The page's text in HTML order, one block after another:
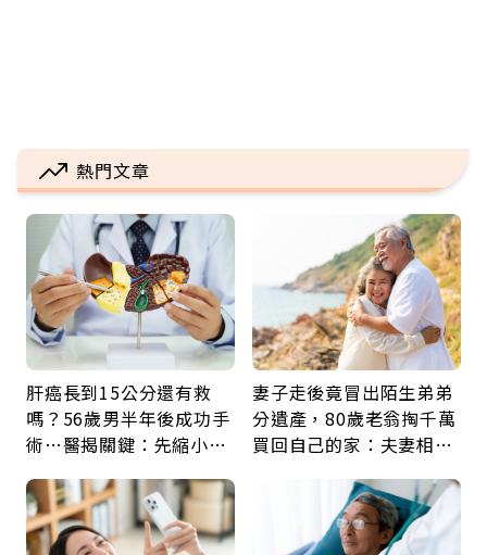
熱門文章
肝癌長到15公分還有救
嗎？56歲男半年後成功手
術…醫揭關鍵：先縮小腫
妻子走後竟冒出陌生弟弟
分遺產，80歲老翁掏千萬
買回自己的家：夫妻相守